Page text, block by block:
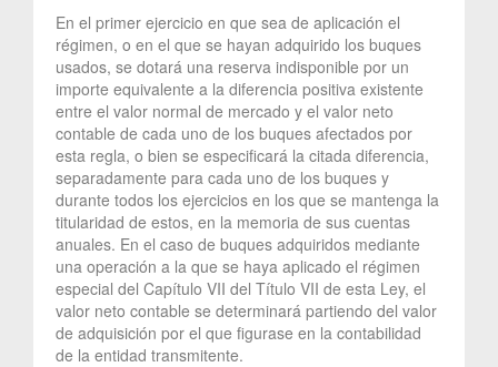
En el primer ejercicio en que sea de aplicación el
régimen, o en el que se hayan adquirido los buques
usados, se dotará una reserva indisponible por un
importe equivalente a la diferencia positiva existente
entre el valor normal de mercado y el valor neto
contable de cada uno de los buques afectados por
esta regla, o bien se especificará la citada diferencia,
separadamente para cada uno de los buques y
durante todos los ejercicios en los que se mantenga la
titularidad de estos, en la memoria de sus cuentas
anuales. En el caso de buques adquiridos mediante
una operación a la que se haya aplicado el régimen
especial del Capítulo VII del Título VII de esta Ley, el
valor neto contable se determinará partiendo del valor
de adquisición por el que figurase en la contabilidad
de la entidad transmitente.